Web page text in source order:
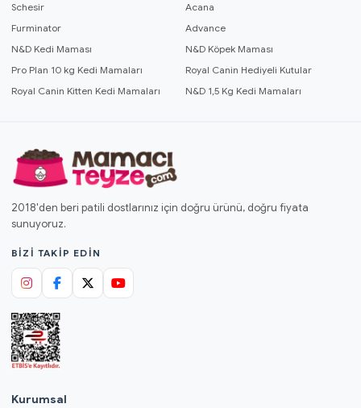
Schesir
Acana
Furminator
Advance
N&D Kedi Maması
N&D Köpek Maması
Pro Plan 10 kg Kedi Mamaları
Royal Canin Hediyeli Kutular
Royal Canin Kitten Kedi Mamaları
N&D 1,5 Kg Kedi Mamaları
2018'den beri patili dostlarınız için doğru ürünü, doğru fiyata
sunuyoruz.
BIZI TAKIP EDIN
Kurumsal